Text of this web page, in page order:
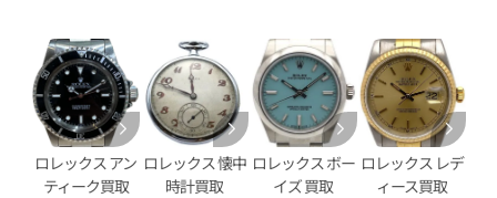
イトジャスト 126333NG シ
日時点の参考買取価格です
ロレックス デイトジャスト
ホワイトシェル文字盤
参考買取価格
2,950,000円
※2026年2月時点の参考買取
ロレックス アン
ティーク買取
ロレックス 懐中
時計買取
ロレックス ボー
イズ 買取
ロレックス レデ
ィース買取